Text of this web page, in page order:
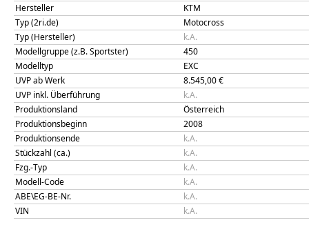
Hersteller
KTM
Typ (2ri.de)
Motocross
Typ (Hersteller)
k.A.
Modellgruppe (z.B. Sportster)
450
Modelltyp
EXC
UVP ab Werk
8.545,00€
UVP inkl. Überführung
k.A.
Produktionsland
Österreich
Produktionsbeginn
2008
Produktionsende
k.A.
Stückzahl (ca.)
k.A.
Fzg.-Typ
k.A.
Modell-Code
k.A.
ABE\EG-BE-Nr.
k.A.
VIN
k.A.